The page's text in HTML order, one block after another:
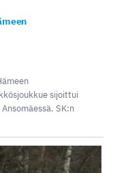
sijoittui
SK:n